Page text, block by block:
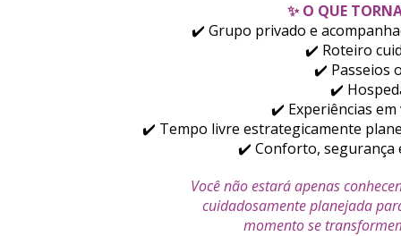
✨ O QUE
✔️ Grupo privado e
✔️ Roteiro
✔️ Passeios
✔️
✔️ Experiências
✔️ Tempo livre estrategicamente
✔️ Conforto, segurança
Você não estará apenas
cuidadosamente planejada
momento se